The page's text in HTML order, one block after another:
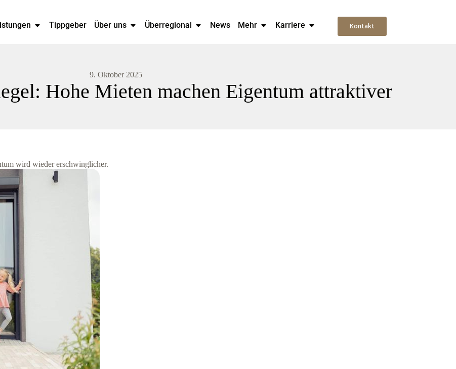
Tippgeber Über uns Überregional News Mehr Karriere Kontakt
9. Oktober 2025
Hohe Mieten machen Eigentum attraktiver
wird wieder erschwinglicher.